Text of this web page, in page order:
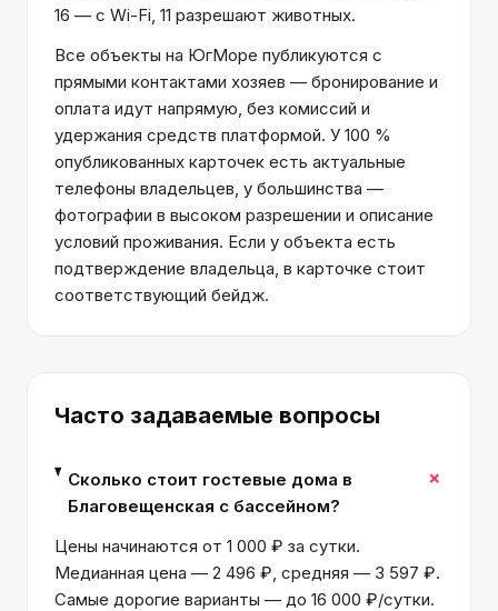
16 — с Wi-Fi, 11 разрешают животных.
Все объекты на ЮгМоре публикуются с
прямыми контактами хозяев — бронирование и
оплата идут напрямую, без комиссий и
удержания средств платформой. У 100 %
опубликованных карточек есть актуальные
телефоны владельцев, у большинства —
фотографии в высоком разрешении и описание
условий проживания. Если у объекта есть
подтверждение владельца, в карточке стоит
соответствующий бейдж.
Часто задаваемые вопросы
Сколько стоит гостевые дома в
Благовещенская с бассейном?
+
Цены начинаются от 1 000 ₽ за сутки.
Медианная цена — 2 496 ₽, средняя — 3 597 ₽.
Самые дорогие варианты — до 16 000 ₽/сутки.